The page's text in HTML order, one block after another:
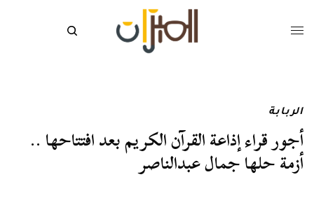
الربابة
أجور قراء إذاعة القرآن الكريم بعد افتتاحها ..
أزمة حلها جمال عبدالناصر